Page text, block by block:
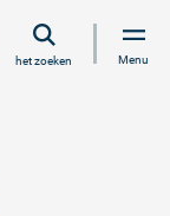
het zoeken Menu